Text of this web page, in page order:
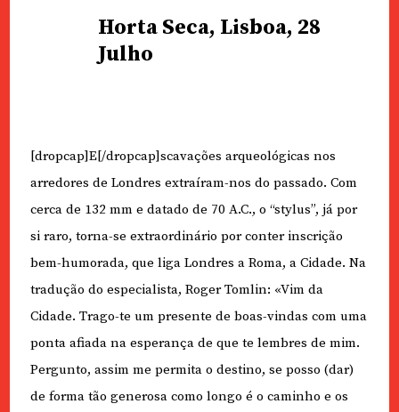
Horta Seca, Lisboa, 28
Julho
[dropcap]E[/dropcap]scavações arqueológicas nos
arredores de Londres extraíram-nos do passado. Com
cerca de 132 mm e datado de 70 A.C., o “stylus”, já por
si raro, torna-se extraordinário por conter inscrição
bem-humorada, que liga Londres a Roma, a Cidade. Na
tradução do especialista, Roger Tomlin: «Vim da
Cidade. Trago-te um presente de boas-vindas com uma
ponta afiada na esperança de que te lembres de mim.
Pergunto, assim me permita o destino, se posso (dar)
de forma tão generosa como longo é o caminho e os